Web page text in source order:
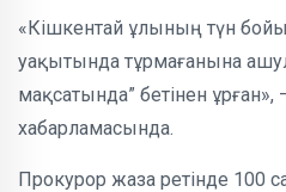
«Кішкентай ұлының түн
уақытында тұрмағанына
мақсатында” бетінен ұрған»,
хабарламасында.
Прокурор жаза ретінде 100